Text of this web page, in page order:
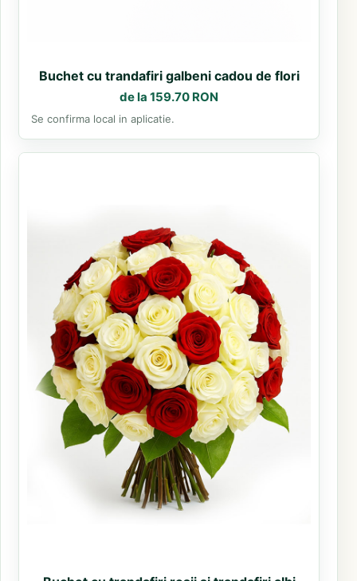
Buchet cu trandafiri galbeni cadou de flori
de la 159.70 RON
Se confirma local in aplicatie.